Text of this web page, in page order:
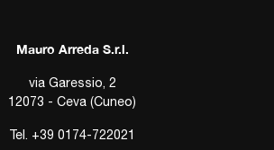
Mauro Arreda S.r.l.
via Garessio, 2
12073 - Ceva (Cuneo)
Tel. +39 0174-722021